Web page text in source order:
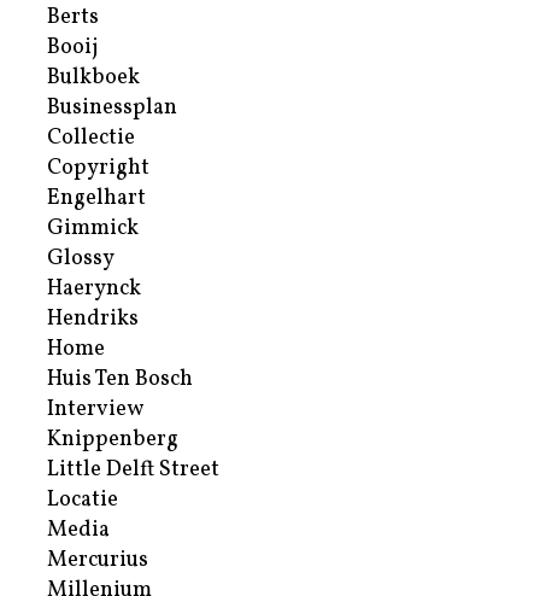
Berts
Booij
Bulkboek
Businessplan
Collectie
Copyright
Engelhart
Gimmick
Glossy
Haerynck
Hendriks
Home
Huis Ten Bosch
Interview
Knippenberg
Little Delft Street
Locatie
Media
Mercurius